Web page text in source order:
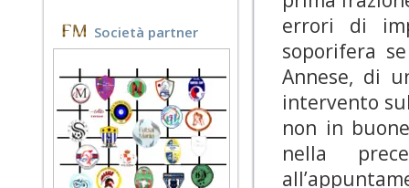
Società partner
errori di
soporifera
Annese, di
intervento
non in
nella